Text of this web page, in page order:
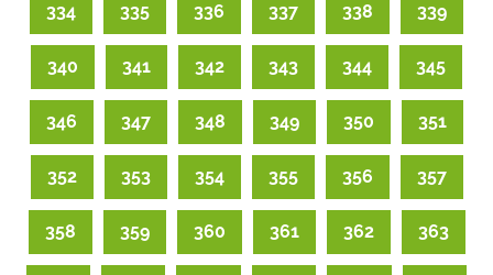
334 335 336 337 338 339
340 341 342 343 344 345
346 347 348 349 350 351
352 353 354 355 356 357
358 359 360 361 362 363